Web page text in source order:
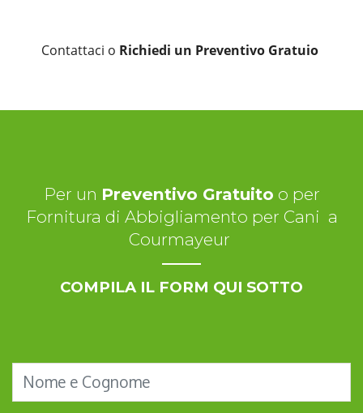
Contattaci o Richiedi un Preventivo Gratuio
Per un Preventivo Gratuito o per
Fornitura di Abbigliamento per Cani a
Courmayeur
COMPILA IL FORM QUI SOTTO